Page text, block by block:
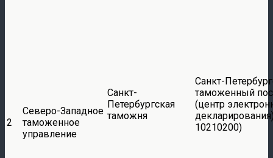
2
Северо-Западное
таможенное
управление
Санкт-
Петербургская
таможня
Санкт-
таможенный
(центр
10210200)